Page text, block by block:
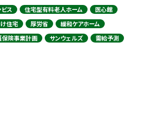
ビス 住宅型有料老人ホーム
医心館
住宅
厚労省
緩和ケアホーム
保険事業計画 サンウェルズ
需給予測